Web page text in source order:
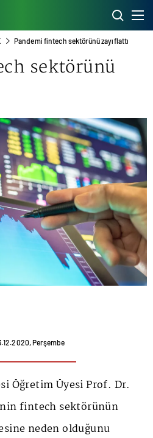
Pandemi fintech sektörünü zayıflattı
sektörünü
Perşembe
Öğretim Üyesi Prof. Dr.
fintech sektörünün
neden olduğunu